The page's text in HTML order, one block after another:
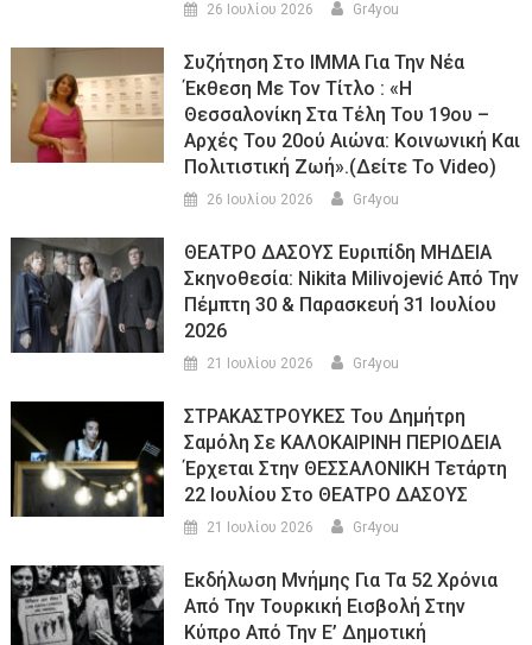
26 Ιουλίου 2026 Gr4you
Συζήτηση Στο ΙΜΜΑ Για Την Νέα
Έκθεση Με Τον Τίτλο : «Η
Θεσσαλονίκη Στα Τέλη Του 19ου –
Αρχές Του 20ού Αιώνα: Κοινωνική Και
Πολιτιστική Ζωή».(Δείτε Το Video)
26 Ιουλίου 2026 Gr4you
ΘΕΑΤΡΟ ΔΑΣΟΥΣ Ευριπίδη ΜΗΔΕΙΑ
Σκηνοθεσία: Nikita Milivojević Από Την
Πέμπτη 30 & Παρασκευή 31 Ιουλίου
2026
21 Ιουλίου 2026 Gr4you
ΣΤΡΑΚΑΣΤΡΟΥΚΕΣ Του Δημήτρη
Σαμόλη Σε ΚΑΛΟΚΑΙΡΙΝΗ ΠΕΡΙΟΔΕΙΑ
Έρχεται Στην ΘΕΣΣΑΛΟΝΙΚΗ Τετάρτη
22 Ιουλίου Στο ΘΕΑΤΡΟ ΔΑΣΟΥΣ
21 Ιουλίου 2026 Gr4you
Εκδήλωση Μνήμης Για Τα 52 Χρόνια
Από Την Τουρκική Εισβολή Στην
Κύπρο Από Την Ε’ Δημοτική